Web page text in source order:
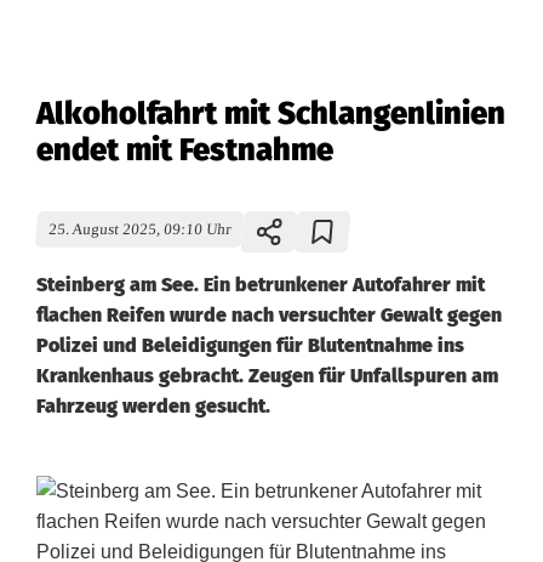
Alkoholfahrt mit Schlangenlinien
endet mit Festnahme
25. August 2025, 09:10 Uhr
Steinberg am See. Ein betrunkener Autofahrer mit
flachen Reifen wurde nach versuchter Gewalt gegen
Polizei und Beleidigungen für Blutentnahme ins
Krankenhaus gebracht. Zeugen für Unfallspuren am
Fahrzeug werden gesucht.